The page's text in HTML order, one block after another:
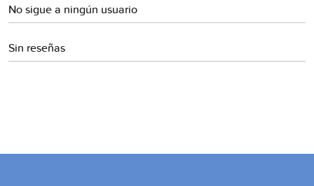
No sigue a ningún usuario
Sin reseñas